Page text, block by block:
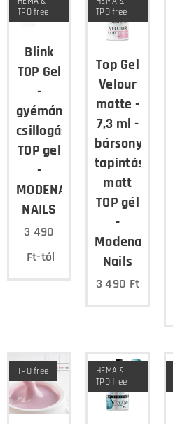
Blink
TOP Gel
-
gyémánt
csillogású
TOP gel
-
MODENA
NAILS
TPO free
3 490
Ft-tól
Top Gel
Velour
matte -
7,3 ml -
bársony
tapintású
matt
TOP gél
-
Modena
Nails
TPO free
3 490 Ft
TPO free
HEMA &
TPO free